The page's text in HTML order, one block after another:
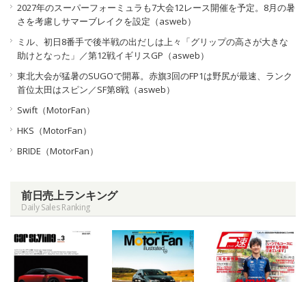
2027年のスーパーフォーミュラも7大会12レース開催を予定。8月の暑
さを考慮しサマーブレイクを設定（asweb）
ミル、初日8番手で後半戦の出だしは上々「グリップの高さが大きな
助けとなった」／第12戦イギリスGP（asweb）
東北大会が猛暑のSUGOで開幕。赤旗3回のFP1は野尻が最速、ランク
首位太田はスピン／SF第8戦（asweb）
Swift（MotorFan）
HKS（MotorFan）
BRIDE（MotorFan）
前日売上ランキング
Daily Sales Ranking